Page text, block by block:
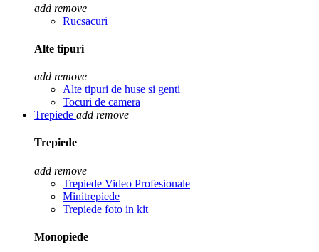
add remove
Rucsacuri
Alte tipuri
add remove
Alte tipuri de huse si genti
Tocuri de camera
Trepiede add remove
Trepiede
add remove
Trepiede Video Profesionale
Minitrepiede
Trepiede foto in kit
Monopiede